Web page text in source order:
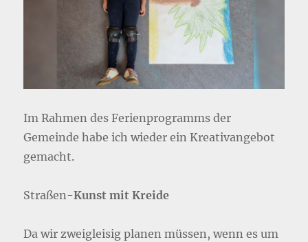
Im Rahmen des Ferienprogramms der
Gemeinde habe ich wieder ein Kreativangebot
gemacht.
Straßen-Kunst mit Kreide
Da wir zweigleisig planen müssen, wenn es um